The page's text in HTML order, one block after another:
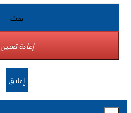
بحث
إعادة تعيين
إغلاق